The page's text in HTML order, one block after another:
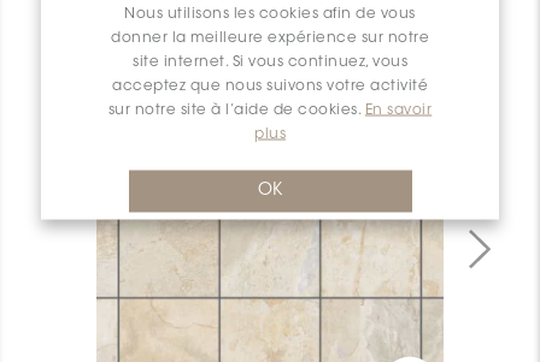
Nous utilisons les cookies afin de vous
donner la meilleure expérience sur notre
site internet. Si vous continuez, vous
acceptez que nous suivons votre activité
sur notre site à l’aide de cookies. En savoir
plus
OK
APERÇU DES PRODUITS